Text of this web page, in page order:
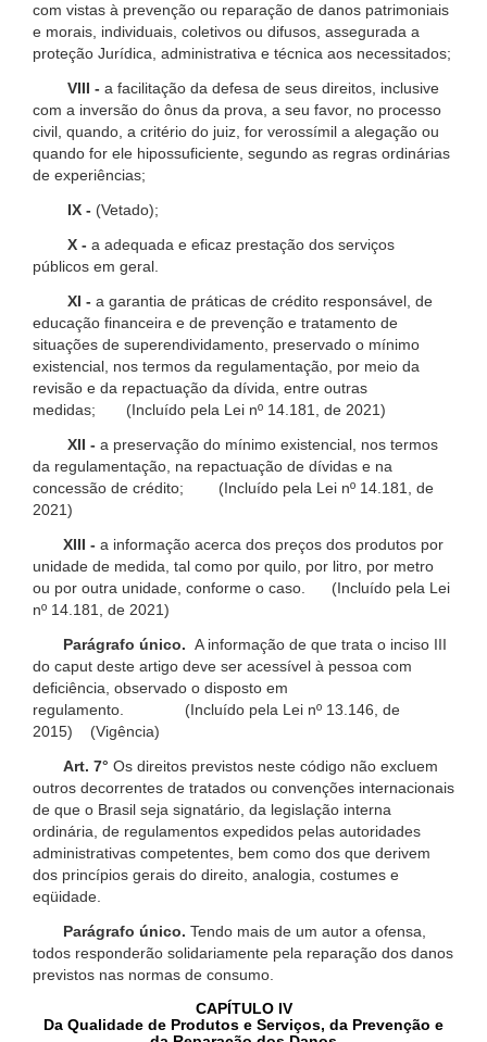
com vistas à prevenção ou reparação de danos patrimoniais
e morais, individuais, coletivos ou difusos, assegurada a
proteção Jurídica, administrativa e técnica aos necessitados;
VIII - a facilitação da defesa de seus direitos, inclusive
com a inversão do ônus da prova, a seu favor, no processo
civil, quando, a critério do juiz, for verossímil a alegação ou
quando for ele hipossuficiente, segundo as regras ordinárias
de experiências;
IX - (Vetado);
X - a adequada e eficaz prestação dos serviços
públicos em geral.
XI - a garantia de práticas de crédito responsável, de
educação financeira e de prevenção e tratamento de
situações de superendividamento, preservado o mínimo
existencial, nos termos da regulamentação, por meio da
revisão e da repactuação da dívida, entre outras
medidas; (Incluído pela Lei nº 14.181, de 2021)
XII - a preservação do mínimo existencial, nos termos
da regulamentação, na repactuação de dívidas e na
concessão de crédito; (Incluído pela Lei nº 14.181, de
2021)
XIII - a informação acerca dos preços dos produtos por
unidade de medida, tal como por quilo, por litro, por metro
ou por outra unidade, conforme o caso. (Incluído pela Lei
nº 14.181, de 2021)
Parágrafo único. A informação de que trata o inciso III
do caput deste artigo deve ser acessível à pessoa com
deficiência, observado o disposto em
regulamento. (Incluído pela Lei nº 13.146, de
2015) (Vigência)
Art. 7° Os direitos previstos neste código não excluem
outros decorrentes de tratados ou convenções internacionais
de que o Brasil seja signatário, da legislação interna
ordinária, de regulamentos expedidos pelas autoridades
administrativas competentes, bem como dos que derivem
dos princípios gerais do direito, analogia, costumes e
eqüidade.
Parágrafo único. Tendo mais de um autor a ofensa,
todos responderão solidariamente pela reparação dos danos
previstos nas normas de consumo.
CAPÍTULO IV
Da Qualidade de Produtos e Serviços, da Prevenção e